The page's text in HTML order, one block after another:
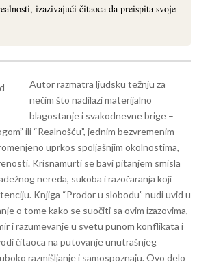
izazivajući čitaoca da preispita svoje
Autor razmatra ljudsku težnju za
nečim što nadilazi materijalno
blagostanje i svakodnevne brige –
ili “Realnošću”, jednim bezvremenim
uprkos spoljašnjim okolnostima,
Krisnamurti se bavi pitanjem smisla
nereda, sukoba i razočaranja koji
Knjiga “Prodor u slobodu” nudi uvid u
o tome kako se suočiti sa ovim izazovima,
i razumevanje u svetu punom konflikata i
čitaoca na putovanje unutrašnjeg
razmišljanje i samospoznaju. Ovo delo